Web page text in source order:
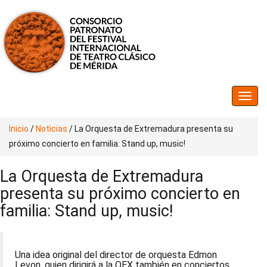
Inicio / Noticias / La Orquesta de Extremadura presenta su
próximo concierto en familia: Stand up, music!
La Orquesta de Extremadura
presenta su próximo concierto en
familia: Stand up, music!
Una idea original del director de orquesta Edmon